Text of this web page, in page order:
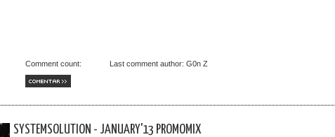
Comment count: Last comment author: G0n Z
COMENTAR >>
SYSTEMSOLUTION - JANUARY'13 PROMOMIX